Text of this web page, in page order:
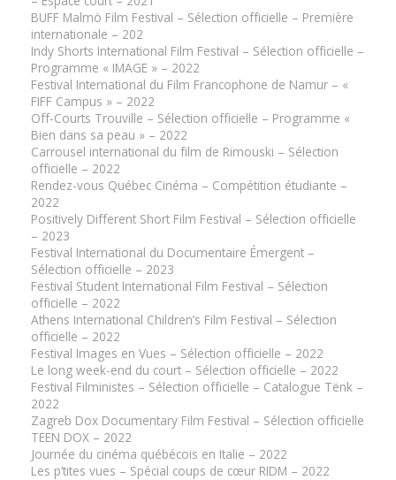
BUFF Malmö Film Festival – Sélection officielle – Première
internationale – 202
Indy Shorts International Film Festival – Sélection officielle –
Programme « IMAGE » – 2022
Festival International du Film Francophone de Namur – «
FIFF Campus » – 2022
Off-Courts Trouville – Sélection officielle – Programme «
Bien dans sa peau » – 2022
Carrousel international du film de Rimouski – Sélection
officielle – 2022
Rendez-vous Québec Cinéma – Compétition étudiante –
2022
Positively Different Short Film Festival – Sélection officielle
– 2023
Festival International du Documentaire Émergent –
Sélection officielle – 2023
Festival Student International Film Festival – Sélection
officielle – 2022
Athens International Children’s Film Festival – Sélection
officielle – 2022
Festival Images en Vues – Sélection officielle – 2022
Le long week-end du court – Sélection officielle – 2022
Festival Filministes – Sélection officielle – Catalogue Tënk –
2022
Zagreb Dox Documentary Film Festival – Sélection officielle
TEEN DOX – 2022
Journée du cinéma québécois en Italie – 2022
Les p’tites vues – Spécial coups de cœur RIDM – 2022